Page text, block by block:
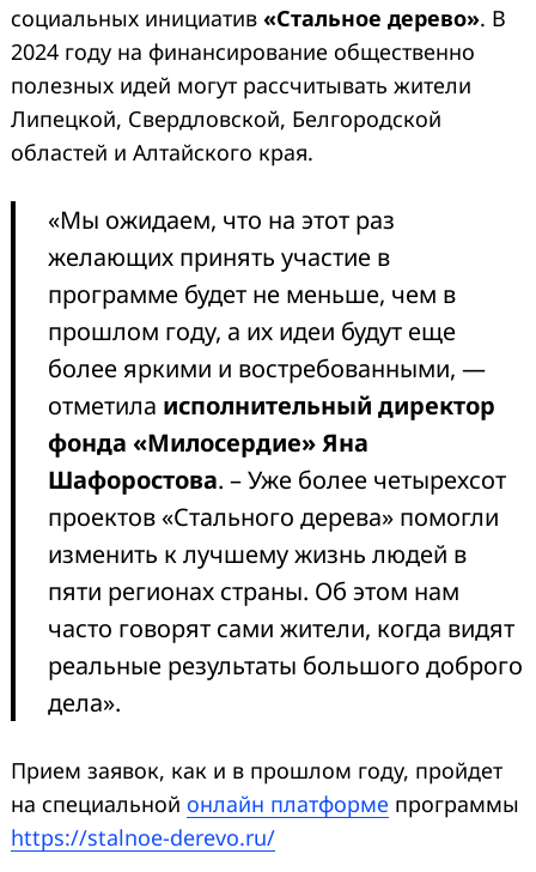
социальных инициатив «Стальное дерево». В
2024 году на финансирование общественно
полезных идей могут рассчитывать жители
Липецкой, Свердловской, Белгородской
областей и Алтайского края.
«Мы ожидаем, что на этот раз
желающих принять участие в
программе будет не меньше, чем в
прошлом году, а их идеи будут еще
более яркими и востребованными, —
отметила исполнительный директор
фонда «Милосердие» Яна
Шафоростова. – Уже более четырехсот
проектов «Стального дерева» помогли
изменить к лучшему жизнь людей в
пяти регионах страны. Об этом нам
часто говорят сами жители, когда видят
реальные результаты большого доброго
дела».
Прием заявок, как и в прошлом году, пройдет
на специальной онлайн платформе программы
https://stalnoe-derevo.ru/